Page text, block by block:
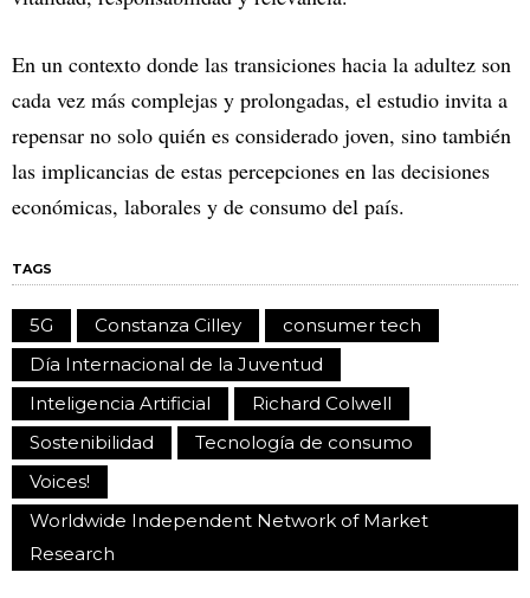
En un contexto donde las transiciones hacia la adultez son
cada vez más complejas y prolongadas, el estudio invita a
repensar no solo quién es considerado joven, sino también
las implicancias de estas percepciones en las decisiones
económicas, laborales y de consumo del país.
TAGS
5G Constanza Cilley
consumer tech
Día Internacional de la Juventud
Inteligencia Artificial
Richard Colwell
Sostenibilidad
Tecnología de consumo
Voices!
Worldwide Independent Network of Market
Research